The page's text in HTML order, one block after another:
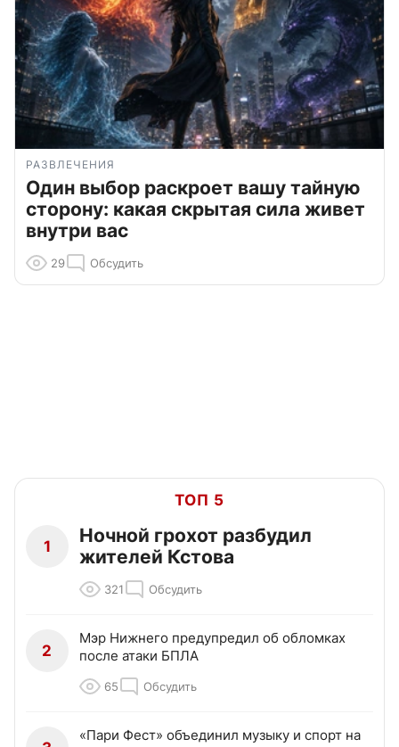
РАЗВЛЕЧЕНИЯ
Один выбор раскроет вашу тайную
сторону: какая скрытая сила живет
внутри вас
29 Обсудить
ТОП 5
1
Ночной грохот разбудил
жителей Кстова
321 Обсудить
2
Мэр Нижнего предупредил об обломках
после атаки БПЛА
65 Обсудить
«Пари Фест» объединил музыку и спорт на